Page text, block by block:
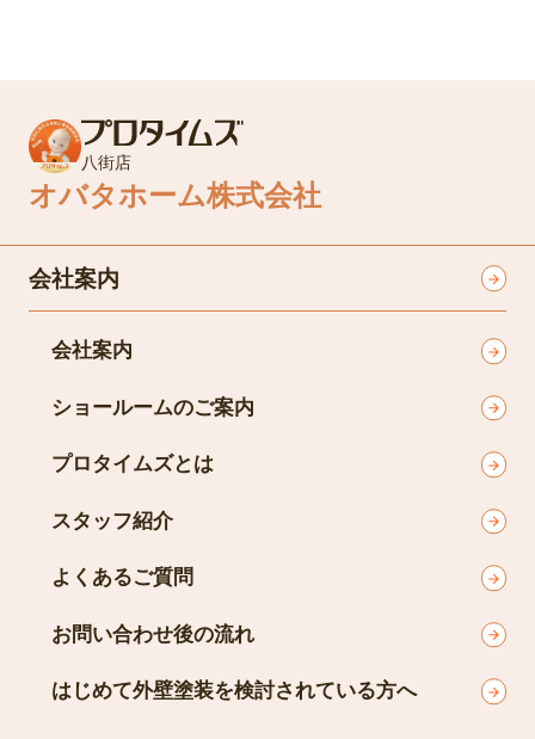
八街店
オバタホーム株式会社
会社案内
会社案内
ショールームのご案内
プロタイムズとは
スタッフ紹介
よくあるご質問
お問い合わせ後の流れ
はじめて外壁塗装を検討されている方へ